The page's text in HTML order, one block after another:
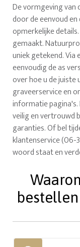
De vormgeving
door de eenvoud
opmerkelijke
gemaakt.
uniek getekend. Via
eenvoudig de as
over hoe u de
graveerservice en
informatie
veilig en vertrouwd
garanties. Of bel
klantenservice
woord staat en